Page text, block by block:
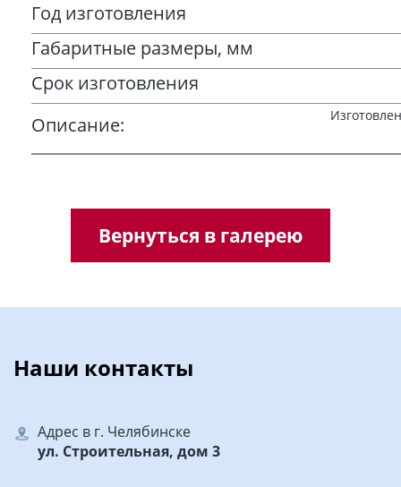
Год изготовления
Габаритные размеры, мм
Срок изготовления
Описание:
Вернуться в галерею
Наши контакты
Адрес в г. Челябинске
ул. Строительная, дом 3